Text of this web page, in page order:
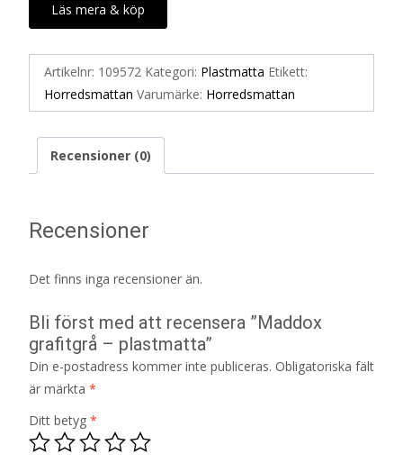
Läs mera & köp
Artikelnr: 109572 Kategori: Plastmatta Etikett:
Horredsmattan Varumärke: Horredsmattan
Recensioner (0)
Recensioner
Det finns inga recensioner än.
Bli först med att recensera ”Maddox
grafitgrå – plastmatta”
Din e-postadress kommer inte publiceras. Obligatoriska fält
är märkta *
Ditt betyg *